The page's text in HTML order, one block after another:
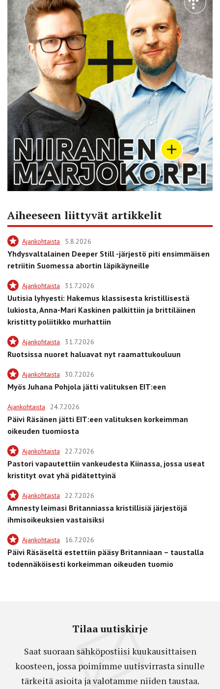
Aiheeseen liittyvät artikkelit
Ajankohtaista 5.8.2026
Yhdysvaltalainen Deeper Still -järjestö piti ensimmäisen
retriitin Suomessa abortin läpikäyneille
Ajankohtaista 31.7.2026
Uutisia lyhyesti: Hakemus klassisesta kristillisestä
lukiosta, Anna-Mari Kaskinen palkittiin ja brittiläinen
kristitty poliitikko murhattiin
Ajankohtaista 31.7.2026
Ruotsissa nuoret haluavat nyt raamattukouluun
Ajankohtaista 30.7.2026
Myös Juhana Pohjola jätti valituksen EIT:een
Ajankohtaista 24.7.2026
Päivi Räsänen jätti EIT:een valituksen korkeimman
oikeuden tuomiosta
Ajankohtaista 22.7.2026
Pastori vapautettiin vankeudesta Kiinassa, jossa useat
kristityt ovat yhä pidätettyinä
Ajankohtaista 22.7.2026
Amnesty leimasi Britanniassa kristillisiä järjestöjä
ihmisoikeuksien vastaisiksi
Ajankohtaista 16.7.2026
Päivi Räsäseltä estettiin pääsy Britanniaan – taustalla
todennäköisesti korkeimman oikeuden tuomio
Tilaa uutiskirje
Saat suoraan sähköpostiisi kuukausittaisen
koosteen, jossa poimimme uutisvirrasta sinulle
tärkeitä asioita ja valotamme niiden taustaa.